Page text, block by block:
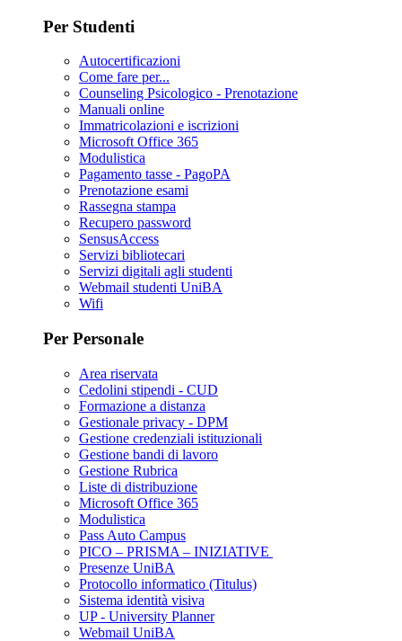
Per Studenti
Autocertificazioni
Come fare per...
Counseling Psicologico - Prenotazione
Manuali online
Immatricolazioni e iscrizioni
Microsoft Office 365
Modulistica
Pagamento tasse - PagoPA
Prenotazione esami
Rassegna stampa
Recupero password
SensusAccess
Servizi bibliotecari
Servizi digitali agli studenti
Webmail studenti UniBA
Wifi
Per Personale
Area riservata
Cedolini stipendi - CUD
Formazione a distanza
Gestionale privacy - DPM
Gestione credenziali istituzionali
Gestione bandi di lavoro
Gestione Rubrica
Liste di distribuzione
Microsoft Office 365
Modulistica
Pass Auto Campus
PICO – PRISMA – INIZIATIVE
Presenze UniBA
Protocollo informatico (Titulus)
Sistema identità visiva
UP - University Planner
Webmail UniBA